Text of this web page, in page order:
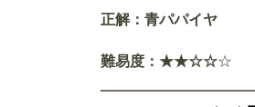
正解：青パパイヤ
難易度：★★☆☆☆